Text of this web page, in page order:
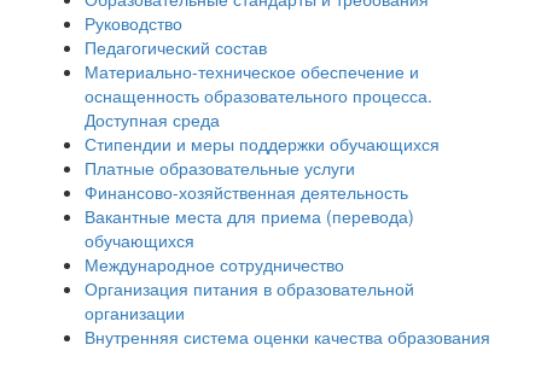
Руководство
Педагогический состав
Материально-техническое обеспечение и
оснащенность образовательного процесса.
Доступная среда
Стипендии и меры поддержки обучающихся
Платные образовательные услуги
Финансово-хозяйственная деятельность
Вакантные места для приема (перевода)
обучающихся
Международное сотрудничество
Организация питания в образовательной
организации
Внутренняя система оценки качества образования